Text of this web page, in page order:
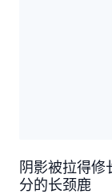
阴影被拉得
分的长颈鹿